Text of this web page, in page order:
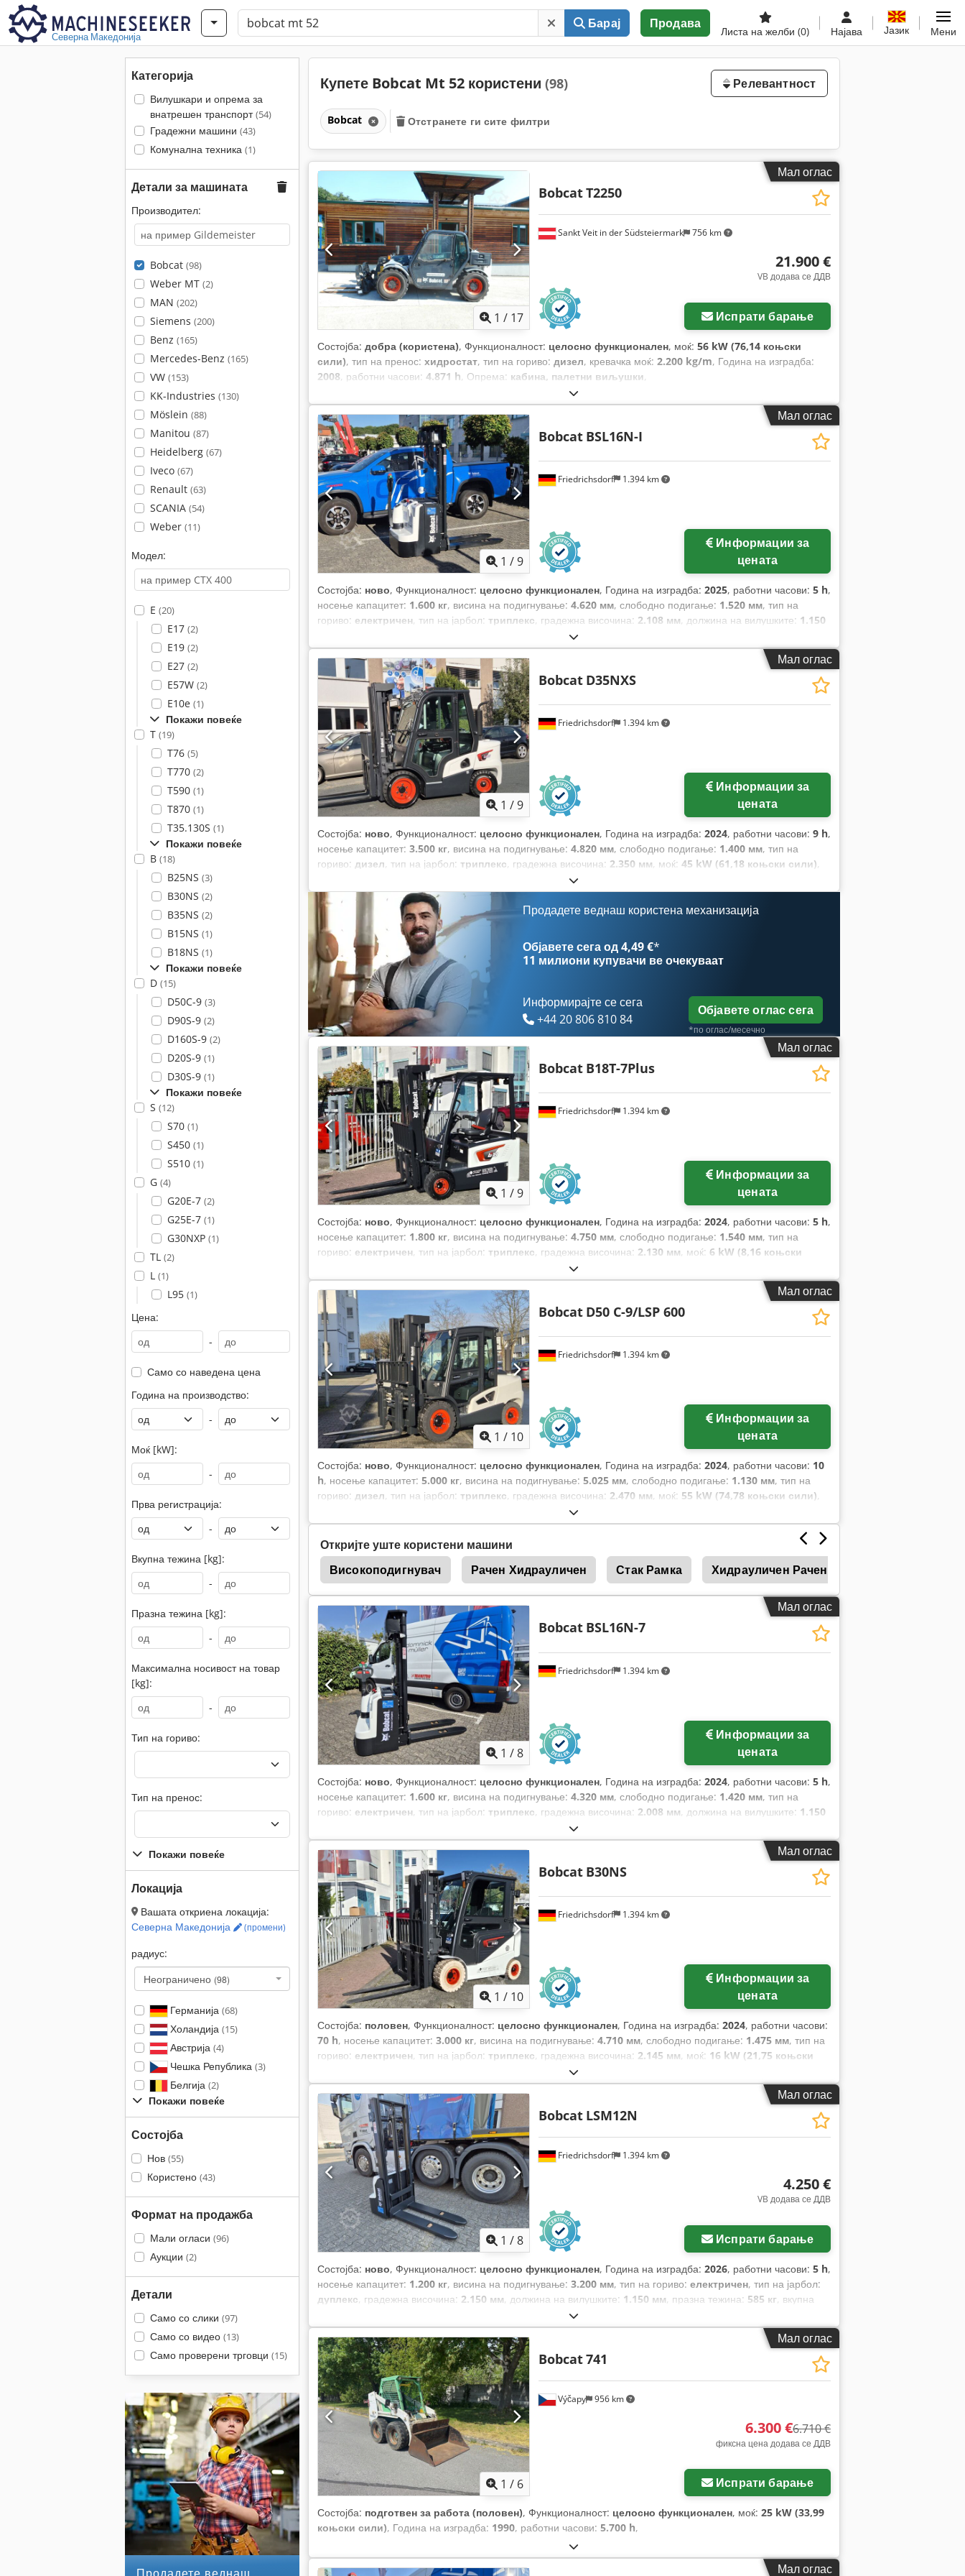
Северна Македонија
Барај Продава
Листа на желби (0) Најава Јазик Мени
Категорија
Вилушкари и опрема за
внатрешен транспорт(54)
Градежни машини (43)
Комунална техника (1)
Детали за машината
Производител:
Bobcat (98)
Weber MT (2)
MAN (202)
Siemens (200)
Benz (165)
Mercedes-Benz (165)
VW (153)
KK-Industries (130)
Möslein (88)
Manitou (87)
Heidelberg (67)
Iveco (67)
Renault (63)
SCANIA (54)
Weber (11)
Модел:
E (20)
E17 (2)
E19 (2)
E27 (2)
E57W (2)
E10e (1)
Покажи повеќе
T (19)
T76 (5)
T770 (2)
T590 (1)
T870 (1)
T35.130S (1)
Покажи повеќе
B (18)
B25NS (3)
B30NS (2)
B35NS (2)
B15NS (1)
B18NS (1)
Покажи повеќе
D (15)
D50C-9 (3)
D90S-9 (2)
D160S-9 (2)
D20S-9 (1)
D30S-9 (1)
Покажи повеќе
S (12)
S70 (1)
S450 (1)
S510 (1)
G (4)
G20E-7 (2)
G25E-7 (1)
G30NXP (1)
TL (2)
L (1)
L95 (1)
Цена:
-
Само со наведена цена
Година на производство:
-
Моќ [kW]:
-
Прва регистрација:
-
Вкупна тежина [kg]:
-
Празна тежина [kg]:
-
Максимална носивост на товар
[kg]:
-
Тип на гориво:
Тип на пренос:
Покажи повеќе
Локација
Вашата откриена локација:
Северна Македонија
(промени)
радиус:
Неограничено (98)
Германија (68)
Холандија (15)
Австрија (4)
Чешка Република (3)
Белгија (2)
Покажи повеќе
Состојба
Нов (55)
Користено (43)
Формат на продажба
Мали огласи (96)
Аукции (2)
Детали
Само со слики (97)
Само со видео (13)
Само проверени трговци (15)
Купете Bobcat Mt 52 користени (98) Релевантност
Bobcat Отстранете ги сите филтри
Мал оглас
1 / 17
Sankt Veit in der Südsteiermark 756 km
BobcatT2250
21.900 €
VB додава се ДДВ
Испрати барање
Состојба: добра (користена), Функционалност: целосно функционален, моќ: 56 kW (76,14 коњски
сили), тип на пренос: хидростат, тип на гориво: дизел, кревачка моќ: 2.200 kg/m, Година на изградба:
2008, работни часови: 4.871 h, Опрема: кабина, палетни виљушки,
Мал оглас
1 /9
Friedrichsdorf 1.394 km
Bobcat BSL16N-I
цената
Состојба: ново, Функционалност: целосно функционален, Година на изградба: 2025, работни часови: 5 h,
носење капацитет: 1.600 кг, висина на подигнување: 4.620 мм, слободно подигање: 1.520 мм, тип на
гориво: електричен, тип на јарбол: триплекс, градежна височина: 2.108 мм, должина на вилушките: 1.150
1.964 мм
Мал оглас
1 /9
Friedrichsdorf 1.394 km
Bobcat D35NXS
цената
Состојба: ново, Функционалност: целосно функционален, Година на изградба: 2024, работни часови: 9 h,
носење капацитет: 3.500 кг, висина на подигнување: 4.820 мм, слободно подигање: 1.400 мм, тип на
гориво: дизел, тип на јарбол: триплекс, градежна височина: 2.350 мм, моќ: 45 kW (61,18 коњски сили),
, должина на вилушките:
вкупна должина:2.750 мм, тип на погон:Diesel, градежна ширина:1.290 мм,
Продадете веднаш користена механизација
Објавете сега од 4,49 €*
11 милиони купувачи ве очекуваат
Информирајте се сега
+44 20 806 810 84
Објавете оглас сега
*по оглас/месечно
Мал оглас
1 /9
Friedrichsdorf 1.394 km
Bobcat B18T-7Plus
цената
Состојба: ново, Функционалност: целосно функционален, Година на изградба: 2024, работни часови: 5 h,
носење капацитет: 1.800 кг, висина на подигнување: 4.750 мм, слободно подигање: 1.540 мм, тип на
гориво: електричен, тип на јарбол: триплекс, градежна височина: 2.130 мм, моќ: 6 kW (8,16 коњски
, должина на вилушките:
кг, вкупна должина:1.991 мм, тип на погон:Elektro, градежна ширина:1.090 мм,
Мал оглас
1 / 10
Friedrichsdorf 1.394 km
Bobcat D50 C-9/LSP 600
цената
Состојба: ново, Функционалност: целосно функционален, Година на изградба: 2024, работни часови: 10
h, носење капацитет: 5.000 кг, висина на подигнување: 5.025 мм, слободно подигање: 1.130 мм, тип на
гориво: дизел, тип на јарбол: триплекс, градежна височина: 2.470 мм, моќ: 55 kW (74,78 коњски сили),
, должина на вилушките:
вкупна должина:3.300 мм, тип на погон:Diesel, градежна ширина:1.455 мм,
Откријте уште користени машини
Високоподигнувач
Рачен Хидрауличен Стак Рамка Хидрауличен Рачен Вентил
Виљушка Виљушкар Вилици
Мал оглас
1 /8
Friedrichsdorf 1.394 km
Bobcat BSL16N-7
цената
Состојба: ново, Функционалност: целосно функционален, Година на изградба: 2024, работни часови: 5 h,
носење капацитет: 1.600 кг, висина на подигнување: 4.320 мм, слободно подигање: 1.420 мм, тип на
гориво: електричен, тип на јарбол: триплекс, градежна височина: 2.008 мм, должина на вилушките: 1.150
1.964 мм
Мал оглас
1 / 10
Friedrichsdorf 1.394 km
Bobcat B30NS
цената
Состојба: половен, Функционалност: целосно функционален, Година на изградба: 2024, работни часови:
70 h, носење капацитет: 3.000 кг, висина на подигнување: 4.710 мм, слободно подигање: 1.475 мм, тип на
гориво: електричен, тип на јарбол: триплекс, градежна височина: 2.145 мм, моќ: 16 kW (21,75 коњски
, должина на вилушките:
кг, вкупна должина:2.520 мм, тип на погон:Elektro, градежна ширина:1.244 мм,
Мал оглас
1 /8
Friedrichsdorf 1.394 km
Bobcat LSM12N
4.250 €
VB додава се ДДВ
Испрати барање
Состојба: ново, Функционалност: целосно функционален, Година на изградба: 2026, работни часови: 5 h,
носење капацитет: 1.200 кг, висина на подигнување: 3.200 мм, тип на гориво: електричен, тип на јарбол:
дуплекс, градежна височина: 2.150 мм, должина на вилушките: 1.150 мм, празна тежина: 585 кг, вкупна
, градежна ширина:
Мал оглас
1 / 6
Výčapy 956 km
Bobcat741
6.300 €6.710 €
фиксна цена додава се ДДВ
Испрати барање
Состојба: подготвен за работа (половен), Функционалност: целосно функционален, моќ: 25 kW (33,99
коњски сили), Година на изградба: 1990, работни часови: 5.700 h,
Мал оглас